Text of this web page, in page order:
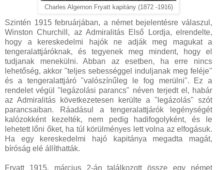
Charles Algernon Fryatt kapitány (1872 -1916)
Szintén 1915 februárjában, a német bejelentésre válaszul,
Winston Churchill, az Admiralitás Első Lordja, elrendelte,
hogy a kereskedelmi hajók ne adják meg magukat a
tengeralattjáróknak, és tegyenek meg mindent, hogy el
tudjanak menekülni. Abban az esetben, ha erre nincs
lehetőség, akkor "teljes sebességgel induljanak meg feléje"
és a tengeralattjáró "valószínűleg le fog merülni". Ez a
rendelet végül "legázolási parancs" néven terjedt el, habár
az Admiralitás következetesen kerülte a "legázolás" szót
parancsaiban. Ráadásul a tengeralattjárók legénységét
kalózokként kezelték, nem pedig hadifogolyként, és le
lehetett lőni őket, ha túl körülményes lett volna az elfogásuk.
Ha egy kereskedelmi hajó kapitánya megadta magát,
bíróság elé állíthatták.
Fryatt 1915. március 2-án találkozott össze egy német